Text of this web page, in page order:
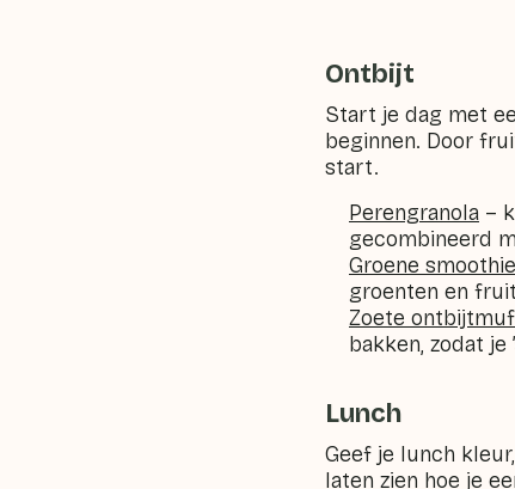
Ontbijt
Start je dag met
beginnen. Door
start.
Perengranola –
gecombineerd
Groene
groenten en
Zoete
bakken, zodat
Lunch
Geef je lunch
laten zien hoe je